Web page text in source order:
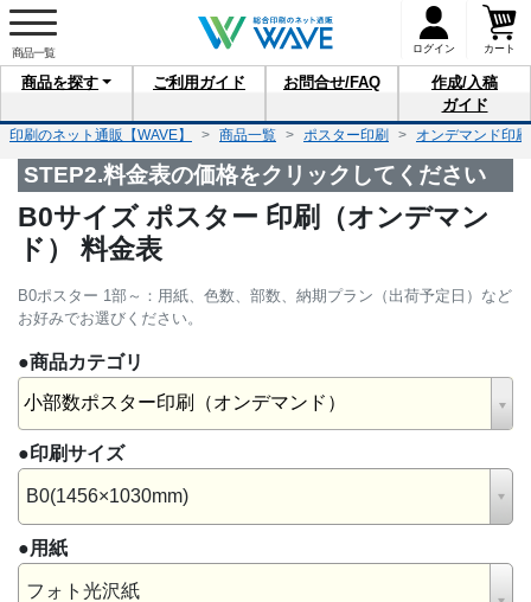
ログイン カート
商品を探す ご利用 ガイド お問合せ/FAQ
作成/入稿
ガイド
印刷のネット通販【WAVE】 商品一覧 ポスター印刷 オンデマンド印刷
STEP2.料金表の価格をクリックしてください
B0サイズ ポスター 印刷（オンデマン
ド） 料金表
B0ポスター 1部～：用紙、色数、部数、納期プラン（出荷予定日）など
お好みでお選びください。
●商品カテゴリ
小部数ポスター印刷（オンデマンド）
●印刷サイズ
B0(1456×1030mm)
●用紙
フォト光沢紙